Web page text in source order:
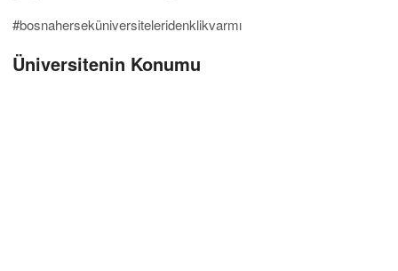
#bosnaherseküniversiteleridenklikvarmı
Üniversitenin Konumu